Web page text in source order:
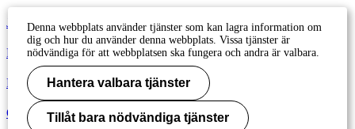
Jobba på KTH
Press och media
Faktura och betalning KTH
Om KTH:s webbplatser
Denna webbplats använder tjänster som kan lagra information om
dig och hur du använder denna webbplats. Vissa tjänster är
nödvändiga för att webbplatsen ska fungera och andra är valbara.
Hantera valbara tjänster
Tillåt bara nödvändiga tjänster